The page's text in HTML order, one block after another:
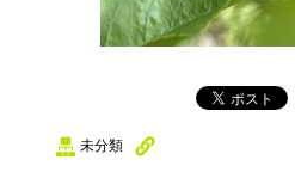
未分類